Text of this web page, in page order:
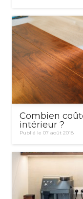
Combien
intérieur ?
Publié le 07 août 2018